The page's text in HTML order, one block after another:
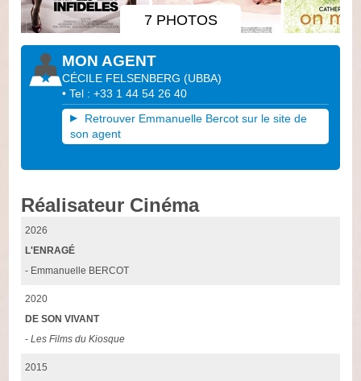
7 PHOTOS
MON AGENT
CÉCILE FELSENBERG (UBBA)
• Tel : +33 1 44 54 26 40
Retrouver Emmanuelle Bercot sur le site de
son agent
Réalisateur Cinéma
2026
L'ENRAGÉ
- Emmanuelle BERCOT
2020
DE SON VIVANT
-Les Films du Kiosque
2015